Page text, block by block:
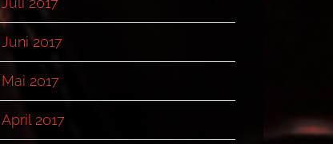
Juni 2017
Mai 2017
April 2017